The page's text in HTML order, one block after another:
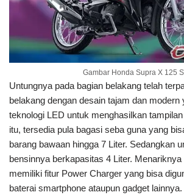
Gambar Honda Supra X 125
Untungnya pada bagian belakang telah
belakang dengan desain tajam dan modern
teknologi LED untuk menghasilkan
itu, tersedia pula bagasi seba guna yang
barang bawaan hingga 7 Liter. Sedangkan
bensinnya berkapasitas 4 Liter. Menariknya
memiliki fitur Power Charger yang bisa
baterai smartphone ataupun gadget